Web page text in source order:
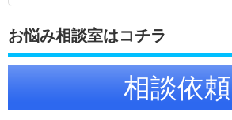
お悩み相談室はコチラ
相談依頼